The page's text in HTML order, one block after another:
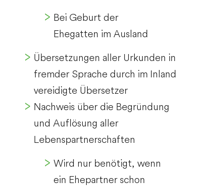
Bei Geburt der
Ehegatten im Ausland
Übersetzungen aller Urkunden in
fremder Sprache durch im Inland
vereidigte Übersetzer
Nachweis über die Begründung
und Auflösung aller
Lebenspartnerschaften
Wird nur benötigt, wenn
ein Ehepartner schon